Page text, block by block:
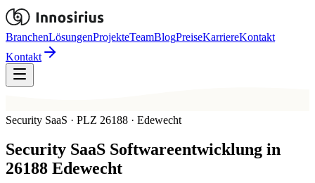
BranchenLösungenProjekteTeamBlogPreiseKarriereKontakt
Kontakt
Security SaaS · PLZ 26188 · Edewecht
Security SaaS Softwareentwicklung in
26188 Edewecht